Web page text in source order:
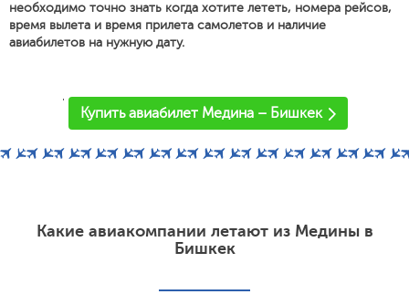
необходимо точно знать когда хотите лететь, номера рейсов,
время вылета и время прилета самолетов и наличие
авиабилетов на нужную дату.
'
Купить авиабилет Медина – Бишкек
Какие авиакомпании летают из Медины в
Бишкек